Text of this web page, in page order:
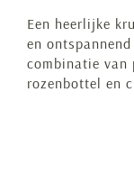
Een heerlijke
en
combinatie van
rozenbottel en